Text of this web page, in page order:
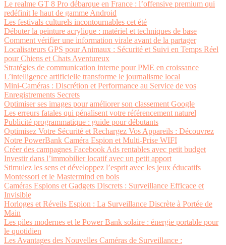
Le realme GT 8 Pro débarque en France : l’offensive premium qui
redéfinit le haut de gamme Android
Les festivals culturels incontournables cet été
Débuter la peinture acrylique : matériel et techniques de base
Comment vérifier une information virale avant de la partager
Localisateurs GPS pour Animaux : Sécurité et Suivi en Temps Réel
pour Chiens et Chats Aventureux
Stratégies de communication interne pour PME en croissance
L’intelligence artificielle transforme le journalisme local
Mini-Caméras : Discrétion et Performance au Service de vos
Enregistrements Secrets
Optimiser ses images pour améliorer son classement Google
Les erreurs fatales qui pénalisent votre référencement naturel
Publicité programmatique : guide pour débutants
Optimisez Votre Sécurité et Rechargez Vos Appareils : Découvrez
Notre PowerBank Caméra Espion et Multi-Prise WIFI
Créer des campagnes Facebook Ads rentables avec petit budget
Investir dans l’immobilier locatif avec un petit apport
Stimulez les sens et développez l’esprit avec les jeux éducatifs
Montessori et le Mastermind en bois
Caméras Espions et Gadgets Discrets : Surveillance Efficace et
Invisible
Horloges et Réveils Espion : La Surveillance Discrète à Portée de
Main
Les piles modernes et le Power Bank solaire : énergie portable pour
le quotidien
Les Avantages des Nouvelles Caméras de Surveillance :